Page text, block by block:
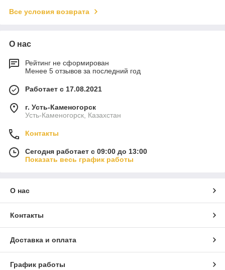
Все условия возврата
О нас
Рейтинг не сформирован
Менее 5 отзывов за последний год
Работает с 17.08.2021
г. Усть-Каменогорск
Усть-Каменогорск, Казахстан
Контакты
Сегодня работает с 09:00 до 13:00
Показать весь график работы
О нас
Контакты
Доставка и оплата
График работы